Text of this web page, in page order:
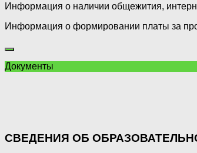
Информация о наличии общежития,
Информация о формировании платы за
Документы
СВЕДЕНИЯ ОБ